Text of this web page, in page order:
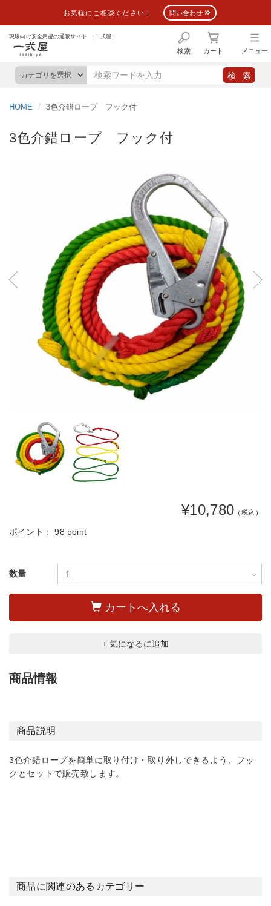
お気軽にご相談ください！ 問い合わせ
現場向け安全用品の通販サイト ［一式屋］
検索 カート メニュー
HOME 3色介錯ロープ フック付
3色介錯ロープ フック付
¥10,780 （税込）
ポイント：98 point
数量
カートへ入れる
+ 気になるに追加
商品情報
商品説明
3色介錯ロープを簡単に取り付け・取り外しできるよう、フッ
クとセットで販売致します。
商品に関連のあるカテゴリー